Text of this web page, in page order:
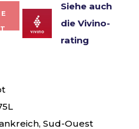
Siehe auch
die Vivino-
rating
Sud-Ouest